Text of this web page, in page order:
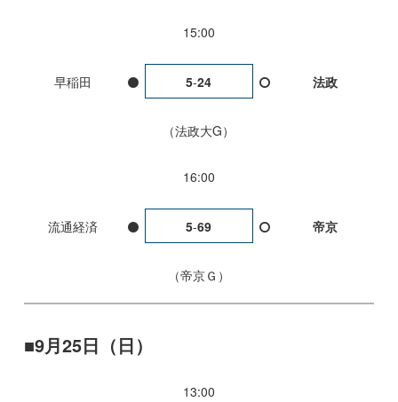
15:00
早稲田 5-24 法政
法政大G
16:00
流通経済 5-69 帝京
帝京Ｇ
9月25日（日）
13:00